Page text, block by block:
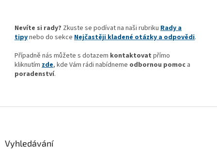
Nevíte si rady? Zkuste se podívat na naši rubriku Rady a
tipynebo do sekce Nejčastěji kladené otázky a odpovědi.
Případně nás můžete s dotazem kontaktovat přímo
kliknutím zde, kde Vám rádi nabídneme odbornou pomoc a
poradenství.
Vyhledávání